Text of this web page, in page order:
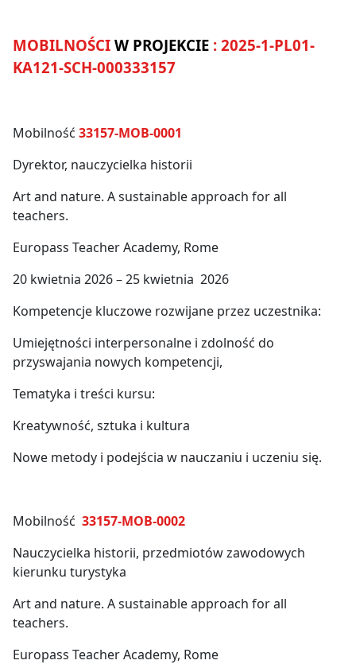
MOBILNOŚCI W PROJEKCIE : 2025-1-PL01-
KA121-SCH-000333157
Mobilność 33157-MOB-0001
Dyrektor, nauczycielka historii
Art and nature. A sustainable approach for all
teachers.
Europass Teacher Academy, Rome
20 kwietnia 2026 – 25 kwietnia 2026
Kompetencje kluczowe rozwijane przez uczestnika:
Umiejętności interpersonalne i zdolność do
przyswajania nowych kompetencji,
Tematyka i treści kursu:
Kreatywność, sztuka i kultura
Nowe metody i podejścia w nauczaniu i uczeniu się.
Mobilność 33157-MOB-0002
Nauczycielka historii, przedmiotów zawodowych
kierunku turystyka
Art and nature. A sustainable approach for all
teachers.
Europass Teacher Academy, Rome